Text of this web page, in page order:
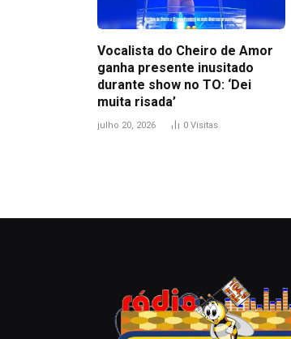
Vocalista do Cheiro de Amor
ganha presente inusitado
durante show no TO: ‘Dei
muita risada’
julho 20, 2026 0 Visitas